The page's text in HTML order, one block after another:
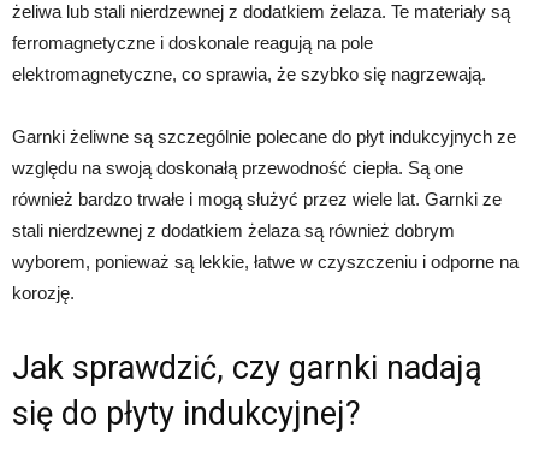
żeliwa lub stali nierdzewnej z dodatkiem żelaza. Te materiały są
ferromagnetyczne i doskonale reagują na pole
elektromagnetyczne, co sprawia, że ​​szybko się nagrzewają.
Garnki żeliwne są szczególnie polecane do płyt indukcyjnych ze
względu na swoją doskonałą przewodność ciepła. Są one
również bardzo trwałe i mogą służyć przez wiele lat. Garnki ze
stali nierdzewnej z dodatkiem żelaza są również dobrym
wyborem, ponieważ są lekkie, łatwe w czyszczeniu i odporne na
korozję.
Jak sprawdzić, czy garnki nadają
się do płyty indukcyjnej?